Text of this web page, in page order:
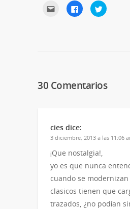
a
en
una
Haz
clic
abre
Haz
clic
abre
30 Comentarios
cies dice:
3 diciembre, 2013 a las 11:06
¡Que nostalgia!,
yo es que nunca
cuando se
clasicos tienen que
trazados, ¿no podían